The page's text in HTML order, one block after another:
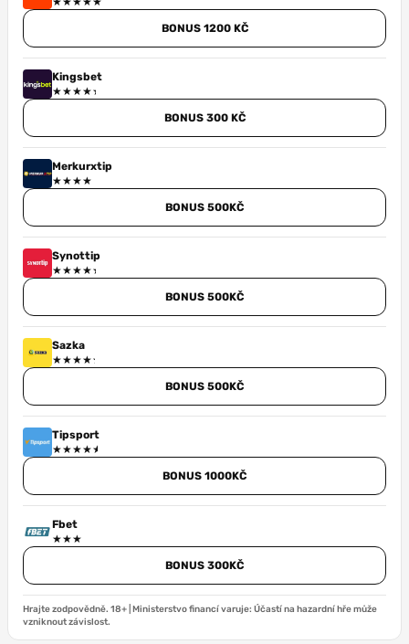
BONUS 1200 KČ
Kingsbet
BONUS 300 KČ
Merkurxtip
BONUS 500KČ
Synottip
BONUS 500KČ
Sazka
BONUS 500KČ
Tipsport
BONUS 1000KČ
Fbet
BONUS 300KČ
Hrajte zodpovědně. 18+ | Ministerstvo financí varuje: Účastí na hazardní hře může
vzniknout závislost.